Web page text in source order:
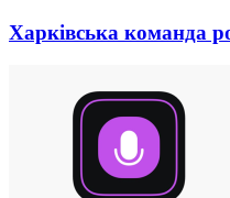
Харківська команда